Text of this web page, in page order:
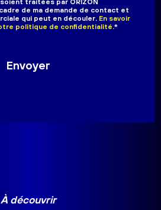
traitées par ORIZON
de ma demande de contact et
qui peut en découler. En savoir
politique de confidentialité.*
À découvrir